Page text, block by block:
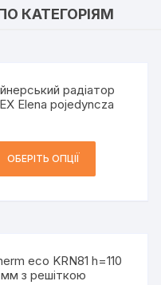
КАТЕГОРІЯМ
радіатор
Elena pojedyncza
ОБЕРІТЬ ОПЦІЇ
eco KRN81 h=110
мм з решіткою